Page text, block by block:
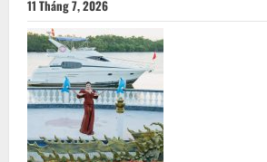
11 Tháng 7, 2026